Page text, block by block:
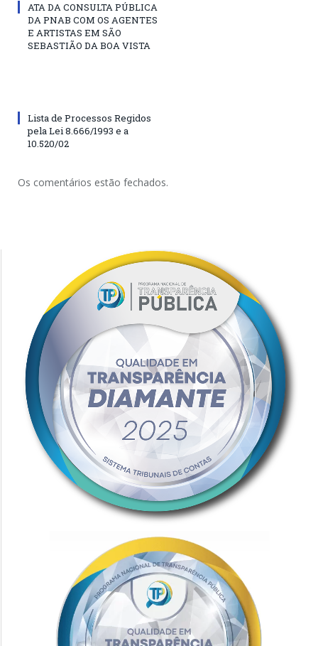
ATA DA CONSULTA PÚBLICA
DA PNAB COM OS AGENTES
E ARTISTAS EM SÃO
SEBASTIÃO DA BOA VISTA
Lista de Processos Regidos
pela Lei 8.666/1993 e a
10.520/02
Os comentários estão fechados.